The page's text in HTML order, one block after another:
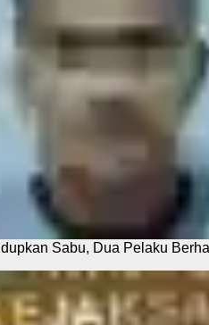
Sabu, Dua Pelaku